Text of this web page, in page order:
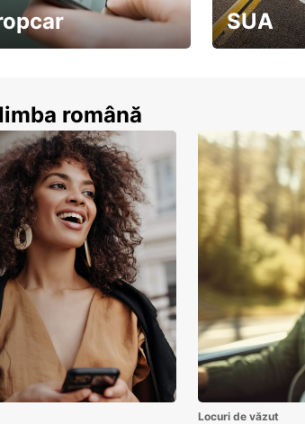
SUA
română
Locuri de văzut